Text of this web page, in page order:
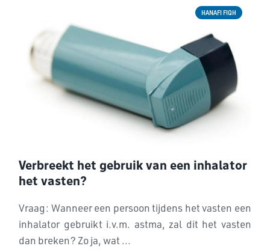
HANAFI FIQH
Verbreekt het gebruik van een inhalator
het vasten?
Vraag: Wanneer een persoon tijdens het vasten een
inhalator gebruikt i.v.m. astma, zal dit het vasten
dan breken? Zo ja, wat ...